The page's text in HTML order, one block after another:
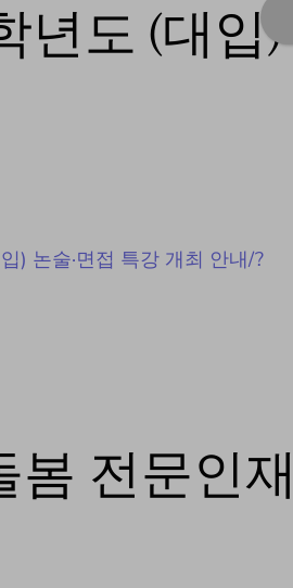
년도 (대입)
) 논술·면접 특강 개최 안내/?
봄 전문인재